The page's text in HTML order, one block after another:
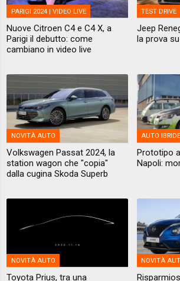
PARIGI 2024 | VIDEO LIVE
Nuove Citroen C4 e C4 X, a
Parigi il debutto: come
cambiano in video live
TEST DRIVE
Jeep
la prova
NOVITÀ AUTO
Volkswagen Passat 2024, la
station wagon che "copia"
dalla cugina Skoda Superb
AUTO IBRIDE
Prototipo
Napoli:
NOVITÀ AUTO
Toyota Prius, tra una
NOVITÀ